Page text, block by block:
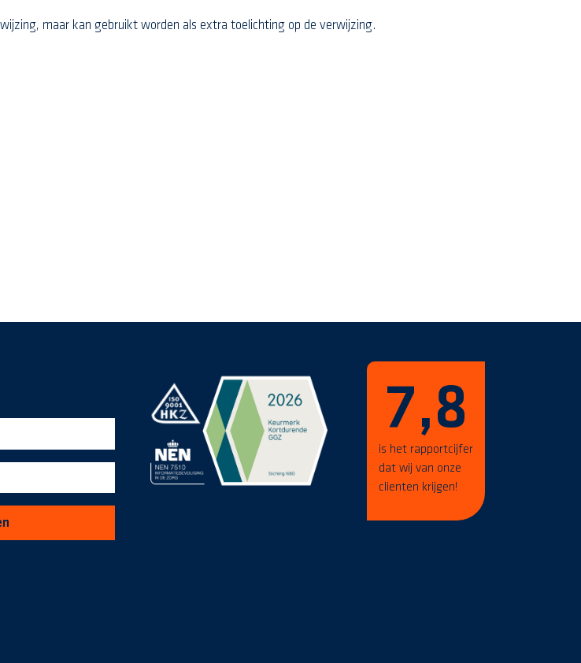
maar kan gebruikt worden als extra toelichting op de verwijzing.
de MediaKrant 7,8
is het rapportcijfer
dat wij van onze
clienten krijgen!